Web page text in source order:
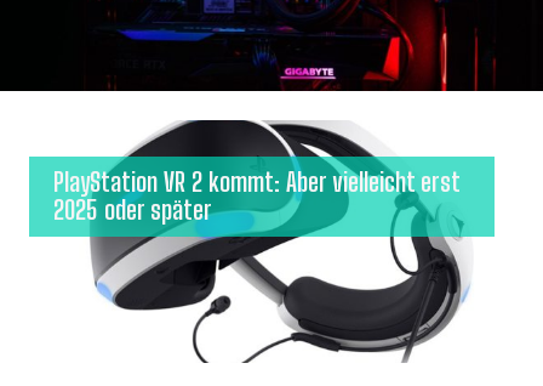
PlayStation VR 2 kommt: Aber vielleicht erst
2025 oder später